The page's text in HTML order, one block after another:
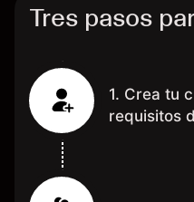
Tres pasos
1. Crea tu
requisitos